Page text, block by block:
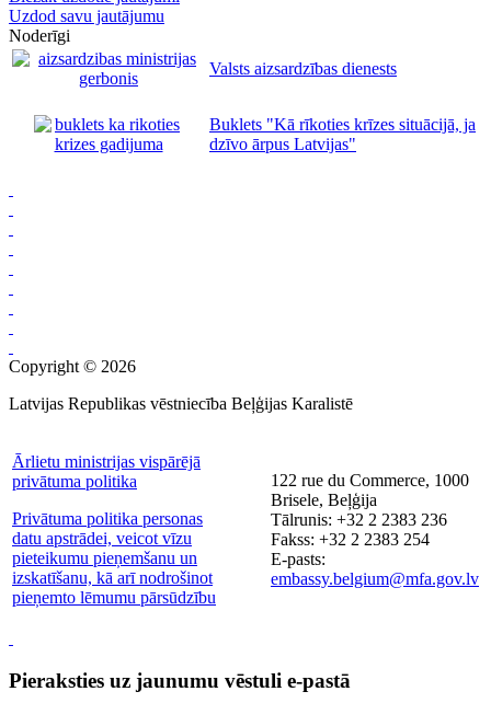
Uzdod savu jautājumu
Noderīgi
Valsts aizsardzības dienests
Buklets "Kā rīkoties krīzes situācijā, ja
dzīvo ārpus Latvijas"
Copyright © 2026
Latvijas Republikas vēstniecība Beļģijas Karalistē
Ārlietu ministrijas vispārējā
privātuma politika
Privātuma politika personas
datu apstrādei, veicot vīzu
pieteikumu pieņemšanu un
izskatīšanu, kā arī nodrošinot
pieņemto lēmumu pārsūdzību
122 rue du Commerce, 1000
Brisele, Beļģija
Tālrunis: +32 2 2383 236
Fakss: +32 2 2383 254
E-pasts:
embassy.belgium@mfa.gov.lv
Pieraksties uz jaunumu vēstuli e-pastā